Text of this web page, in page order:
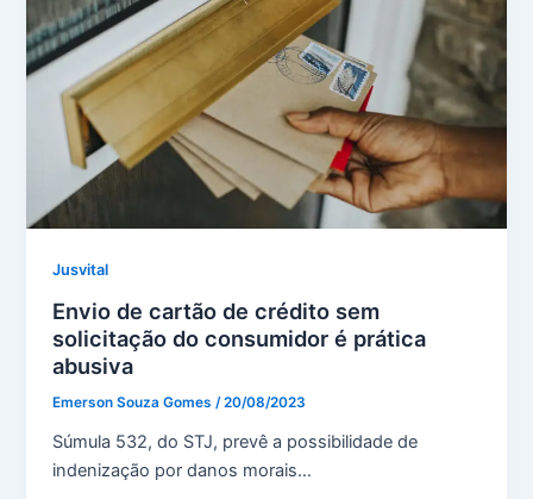
Jusvital
Envio de cartão de crédito sem
solicitação do consumidor é prática
abusiva
Emerson Souza Gomes/20/08/2023
Súmula 532, do STJ, prevê a possibilidade de
indenização por danos morais…